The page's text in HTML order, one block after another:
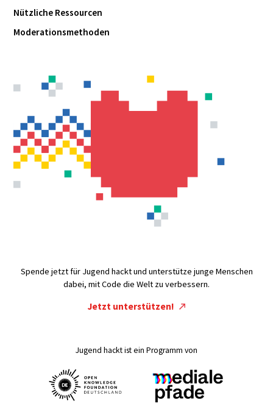
Nützliche Ressourcen
Moderationsmethoden
Spende jetzt für Jugend hackt und unterstütze junge Menschen
dabei, mit Code die Welt zu verbessern.
Jetzt unterstützen!
Jugend hackt ist ein Programm von